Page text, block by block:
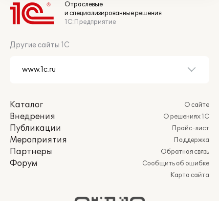
Отраслевые
и специализированные решения
1С:Предприятие
Другие сайты 1С
Каталог
Внедрения
Публикации
Мероприятия
Партнеры
Форум
О сайте
О решениях 1С
Прайс-лист
Поддержка
Обратная связь
Сообщить об ошибке
Карта сайта